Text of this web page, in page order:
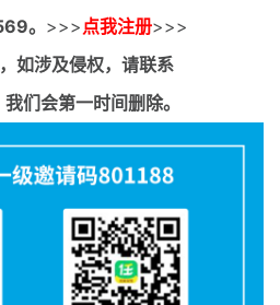
。 >>> 点我注册>>>
如涉及侵权，请联系
们会第一时间删除。